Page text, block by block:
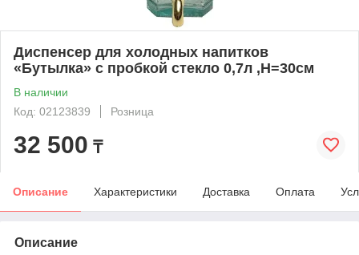
Диспенсер для холодных напитков
«Бутылка» с пробкой стекло 0,7л ,H=30см
В наличии
Код: 02123839
Розница
32 500 ₸
Описание Характеристики Доставка Оплата
Описание